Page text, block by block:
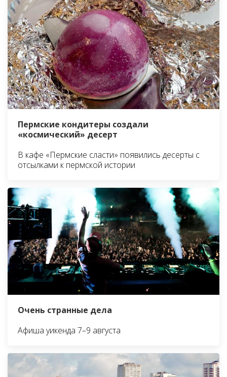
Пермские кондитеры создали
«космический» десерт
В кафе «Пермские сласти» появились десерты с
отсылками к пермской истории
Очень странные дела
Афиша уикенда 7–9 августа